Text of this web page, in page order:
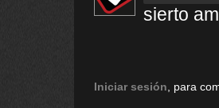
sierto
Iniciar sesión , para